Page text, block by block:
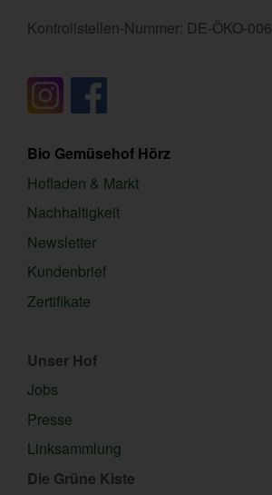
Kontrollstellen-Nummer: DE-ÖKO-006
Bio Gemüsehof Hörz
Hofladen & Markt
Nachhaltigkeit
Newsletter
Kundenbrief
Zertifikate
Unser Hof
Jobs
Presse
Linksammlung
Die Grüne Kiste